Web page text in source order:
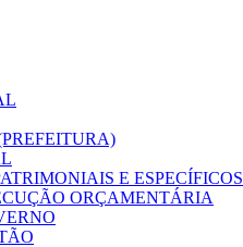
E ESPECÍFICOS
ORÇAMENTÁRIA